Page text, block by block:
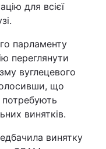
для всієї
парламенту
переглянути
вуглецевого
що
винятків.
винятку